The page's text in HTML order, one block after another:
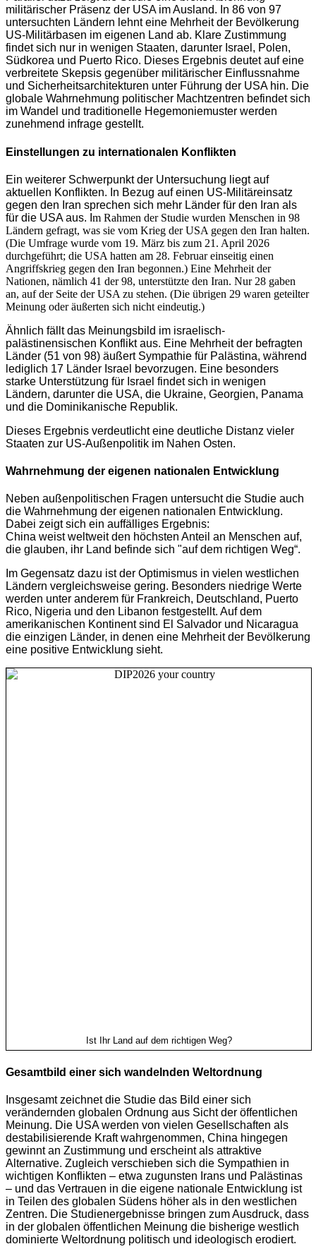
militärischer Präsenz der USA im Ausland. In 86 von 97
untersuchten Ländern lehnt eine Mehrheit der Bevölkerung
US-Militärbasen im eigenen Land ab. Klare Zustimmung
findet sich nur in wenigen Staaten, darunter Israel, Polen,
Südkorea und Puerto Rico. Dieses Ergebnis deutet auf eine
verbreitete Skepsis gegenüber militärischer Einflussnahme
und Sicherheitsarchitekturen unter Führung der USA hin. Die
globale Wahrnehmung politischer Machtzentren befindet sich
im Wandel und traditionelle Hegemoniemuster werden
zunehmend infrage gestellt.
Einstellungen zu internationalen Konflikten
Ein weiterer Schwerpunkt der Untersuchung liegt auf
aktuellen Konflikten. In Bezug auf einen US-Militäreinsatz
gegen den Iran sprechen sich mehr Länder für den Iran als
für die USA aus. I m Rahmen der Studie wurden Menschen in 98
Ländern gefragt, was sie vom Krieg der USA gegen den Iran halten.
(Die Umfrage wurde vom 19. März bis zum 21. April 2026
durchgeführt; die USA hatten am 28. Februar einseitig einen
Angriffskrieg gegen den Iran begonnen.) Eine Mehrheit der
Nationen, nämlich 41 der 98, unterstützte den Iran. Nur 28 gaben
an, auf der Seite der USA zu stehen. (Die übrigen 29 waren geteilter
Meinung oder äußerten sich nicht eindeutig.)
Ähnlich fällt das Meinungsbild im israelisch-
palästinensischen Konflikt aus. Eine Mehrheit der befragten
Länder (51 von 98) äußert Sympathie für Palästina, während
lediglich 17 Länder Israel bevorzugen. Eine besonders
starke Unterstützung für Israel findet sich in wenigen
Ländern, darunter die USA, die Ukraine, Georgien, Panama
und die Dominikanische Republik.
Dieses Ergebnis verdeutlicht eine deutliche Distanz vieler
Staaten zur US-Außenpolitik im Nahen Osten.
Wahrnehmung der eigenen nationalen Entwicklung
Neben außenpolitischen Fragen untersucht die Studie auch
die Wahrnehmung der eigenen nationalen Entwicklung.
Dabei zeigt sich ein auffälliges Ergebnis:
China weist weltweit den höchsten Anteil an Menschen auf,
die glauben, ihr Land befinde sich "auf dem richtigen Weg“.
Im Gegensatz dazu ist der Optimismus in vielen westlichen
Ländern vergleichsweise gering. Besonders niedrige Werte
werden unter anderem für Frankreich, Deutschland, Puerto
Rico, Nigeria und den Libanon festgestellt. Auf dem
amerikanischen Kontinent sind El Salvador und Nicaragua
die einzigen Länder, in denen eine Mehrheit der Bevölkerung
eine positive Entwicklung sieht.
Ist Ihr Land auf dem richtigen Weg?
Gesamtbild einer sich wandelnden Weltordnung
Insgesamt zeichnet die Studie das Bild einer sich
verändernden globalen Ordnung aus Sicht der öffentlichen
Meinung. Die USA werden von vielen Gesellschaften als
destabilisierende Kraft wahrgenommen, China hingegen
gewinnt an Zustimmung und erscheint als attraktive
Alternative. Zugleich verschieben sich die Sympathien in
wichtigen Konflikten – etwa zugunsten Irans und Palästinas
– und das Vertrauen in die eigene nationale Entwicklung ist
in Teilen des globalen Südens höher als in den westlichen
Zentren. Die Studienergebnisse bringen zum Ausdruck, dass
in der globalen öffentlichen Meinung die bisherige westlich
dominierte Weltordnung politisch und ideologisch erodiert.